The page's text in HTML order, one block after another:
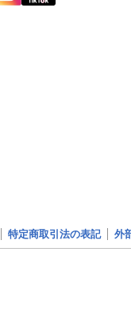
特定商取引法の表記 外